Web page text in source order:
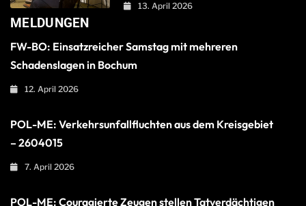
13. April 2026
MELDUNGEN
FW-BO: Einsatzreicher Samstag mit mehreren
Schadenslagen in Bochum
12. April 2026
POL-ME: Verkehrsunfallfluchten aus dem Kreisgebiet
– 2604015
7. April 2026
POL-ME: Couragierte Zeugen stellen Tatverdächtigen